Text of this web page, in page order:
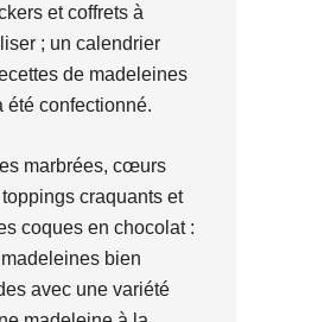
et coffrets à
; un calendrier
de madeleines
été confectionné.
marbrées, cœurs
craquants et
coques en chocolat :
bien
avec une variété